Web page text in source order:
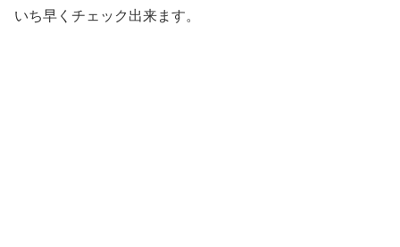
いち早くチェック出来ます。